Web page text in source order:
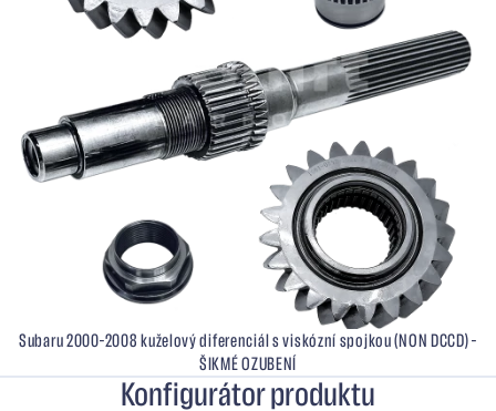
Subaru 2000–2008 kuželový diferenciál s viskózní spojkou (NON DCCD) –
ŠIKMÉ OZUBENÍ
Konfigurátor produktu